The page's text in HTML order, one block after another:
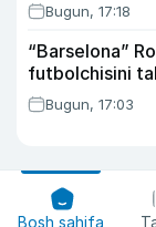
Bugun, 17:18
“Barselona”
futbolchisini
Bugun, 17:03
Bosh sahifa